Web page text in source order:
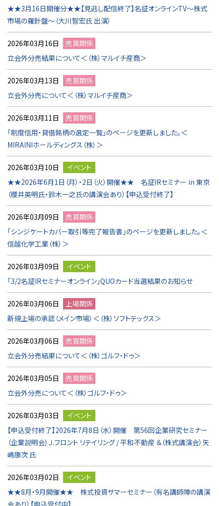
★★3月16日開催分★★【見逃し配信終了】名証オンラインTV～株式
市場の羅針盤～（大川智宏氏 出演）
2026年03月16日
売買関係
立会外分売結果について＜（株）マルイチ産商＞
2026年03月13日
売買関係
立会外分売について＜（株）マルイチ産商＞
2026年03月11日
売買関係
「制度信用・貸借銘柄の選定一覧」のページを更新しました。＜
MIRAINIホールディングス（株）＞
2026年03月10日
イベント
★★2026年6月1日（月）・2日（火）開催★★ 名証IRセミナー in 東京
（櫻井英明氏・鈴木一之氏の講演会あり）【申込受付終了】
2026年03月09日
売買関係
「シンジケートカバー取引等完了報告書」のページを更新しました。＜
信越化学工業（株）＞
2026年03月09日
イベント
「3/2名証IRセミナーオンライン」QUOカード当選結果のお知らせ
2026年03月06日
上場関係
新規上場の承認（メイン市場）＜（株）ソフトテックス＞
2026年03月06日
売買関係
立会外分売結果について＜（株）ゴルフ・ドゥ＞
2026年03月05日
売買関係
立会外分売について＜（株）ゴルフ・ドゥ＞
2026年03月03日
イベント
【申込受付終了】2026年7月8日（水）開催 第56回企業研究セミナー
（企業説明会）Ｊ.フロント リテイリング / 平和不動産 ＆（株式講演会）矢
嶋康次 氏
2026年03月02日
イベント
★★8月・9月開催★★ 株式投資サマーセミナー（有名講師陣の講演
会あり）【申込受付中】